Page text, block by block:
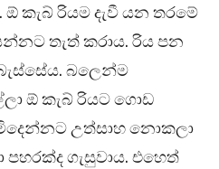
කැබ් රියම දැවී යන තරමේ
තැත් කරාය. රිය පන
බලෙන්ම
ඕ කැබ් රියට ගොඩ
උත්සාහ නොකලා
ගැසුවාය. එහෙත්